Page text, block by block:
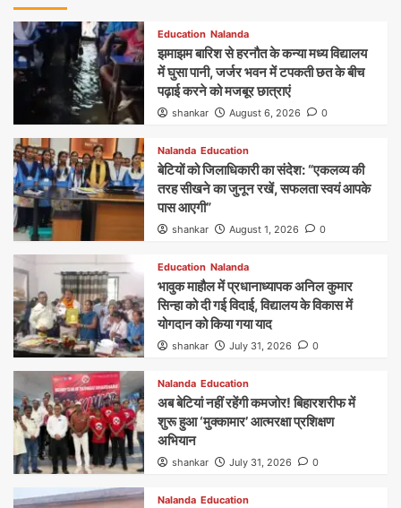
Education Nalanda
झमाझम बारिश से हरनौत के कन्या मध्य विद्यालय
में घुसा पानी, जर्जर भवन में टपकती छत के बीच
पढ़ाई करने को मजबूर छात्राएं
shankar August 6, 2026 0
Nalanda Education
बेटियों को जिलाधिकारी का संदेश: “एकलव्य की
तरह सीखने का जुनून रखें, सफलता स्वयं आपके
पास आएगी”
shankar August 1, 2026 0
Education Nalanda
भावुक माहौल में प्रधानाध्यापक अनिल कुमार
सिन्हा को दी गई विदाई, विद्यालय के विकास में
योगदान को किया गया याद
shankar July 31, 2026 0
Nalanda Education
अब बेटियां नहीं रहेंगी कमजोर! बिहारशरीफ में
शुरू हुआ ‘मुक्कामार’ आत्मरक्षा प्रशिक्षण
अभियान
shankar July 31, 2026 0
Nalanda Education